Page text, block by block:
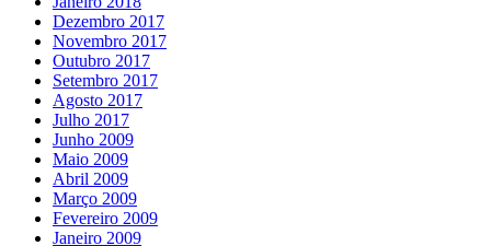
Dezembro 2017
Novembro 2017
Outubro 2017
Setembro 2017
Agosto 2017
Julho 2017
Junho 2009
Maio 2009
Abril 2009
Março 2009
Fevereiro 2009
Janeiro 2009